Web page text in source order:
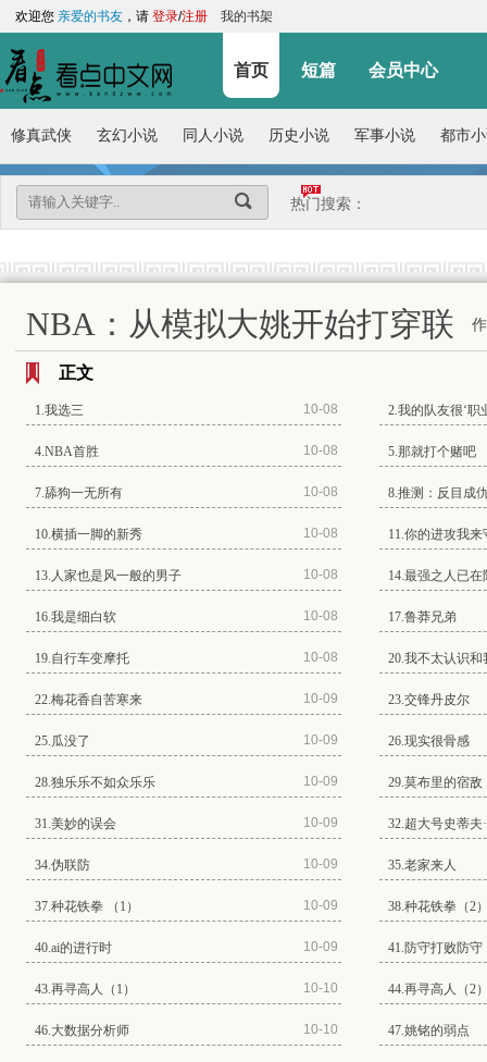
欢迎您 亲爱的书友 ，请 登录/注册 我的书架
首页 短篇 会员中心
修真武侠 玄幻小说 同人小说 历史小说 军事小说 都市
热门搜索：
NBA：从模拟大姚开始打穿联
盟
正文
1.我选三 10-08 2.我的队友很‘职
4.NBA首胜 10-08 5.那就打个赌吧
7.舔狗一无所有 10-08 8.推测：反目成
10.横插一脚的新秀 10-08 11.你的进攻我来
13.人家也是风一般的男子 10-08 14.最强之人已在
16.我是细白软 10-08 17.鲁莽兄弟
19.自行车变摩托 10-08 20.我不太认识
22.梅花香自苦寒来 10-09 23.交锋丹皮尔
25.瓜没了 10-09 26.现实很骨感
28.独乐乐不如众乐乐 10-09 29.莫布里的宿敌
31.美妙的误会 10-09 32.超大号史蒂夫
34.伪联防 10-09 35.老家来人
37.种花铁拳 （1） 10-09 38.种花铁拳（2
40.ai的进行时 10-09 41.防守打败防守
43.再寻高人（1） 10-10 44.再寻高人（2
46.大数据分析师 10-10 47.姚铭的弱点